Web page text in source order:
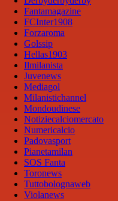
Fantamagazine
FCInter1908
Forzaroma
Golssip
Hellas1903
Ilmilanista
Juvenews
Mediagol
Milanistichannel
Mondoudinese
Notiziecalciomercato
Numericalcio
Padovasport
Pianetamilan
SOS Fanta
Toronews
Tuttobolognaweb
Violanews